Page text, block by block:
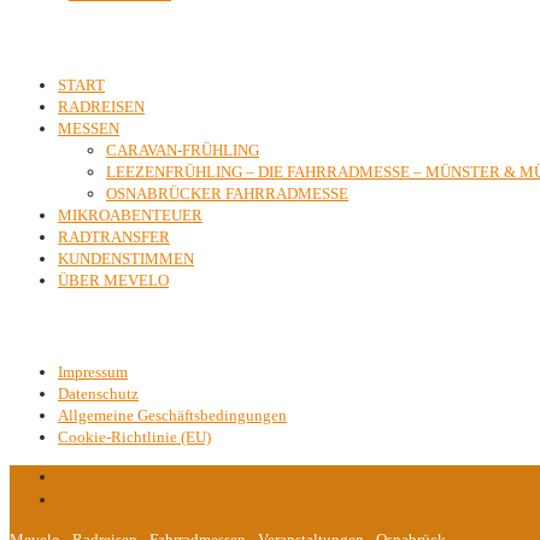
START
RADREISEN
MESSEN
CARAVAN-FRÜHLING
LEEZENFRÜHLING – DIE FAHRRADMESSE – MÜNSTER &
OSNABRÜCKER FAHRRADMESSE
MIKROABENTEUER
RADTRANSFER
KUNDENSTIMMEN
ÜBER MEVELO
Impressum
Datenschutz
Allgemeine Geschäftsbedingungen
Cookie-Richtlinie (EU)